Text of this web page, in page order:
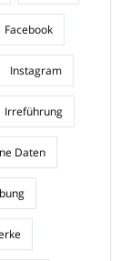
Facebook
Instagram
Irreführung
Daten